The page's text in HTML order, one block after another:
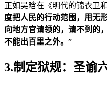
正如吴晗在《明代的锦衣卫
度把人民的行动范围，用无
向地方官请领的，请不到的
不能出百里之外。 ”
3.制定狱规：圣谕